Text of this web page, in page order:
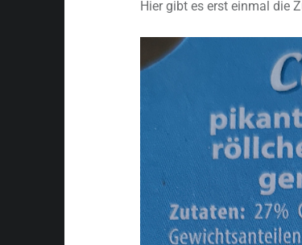
Hier gibt es erst einmal die